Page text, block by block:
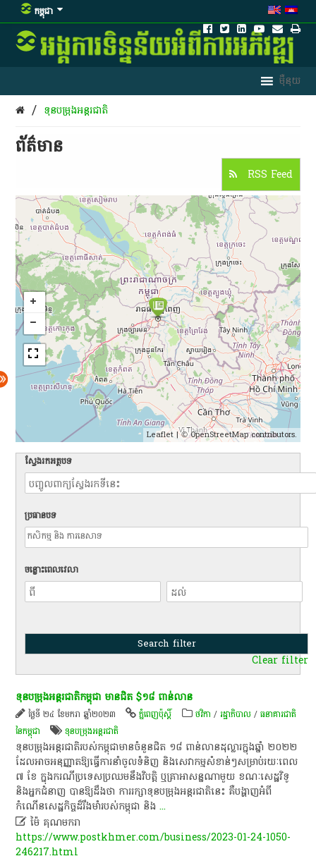
កម្ពុជា
/ ទុនបម្រុង​អន្តរជាតិ
ព័ត៌មាន​
RSS Feed
Leaflet| ©OpenStreetMapcontributors.
ស្វែងរកអត្ថបទ
ប្រធានបទ
ចន្លោះពេលវេលា
Clear filter
ទុនបម្រុង​អន្តរជាតិ​កម្ពុជា មាន​ជិត $១៨​ ពាន់​លាន​
ថ្ងៃទី ២៤ ខែមករា ឆ្នាំ២០២៣ ភ្នំពេញប៉ុស្តិ៍ ថវិកា /រដ្ឋាភិបាល /ធនាគារជាតិ
នៃកម្ពុជា
ទុនបម្រុង​អន្តរជាតិ
ទុនបម្រុង​អន្តរជាតិ​របស់​កម្ពុជា​មាន​ចំនួន​ជិត ១៨​​ ពាន់​លាន​ដុល្លារ​ក្នុង​ឆ្នាំ​ ២០២២
ដែល​អាច​អនុញ្ញាតឱ្យ​ធ្វើការ​នាំចូល​ទំនិញ និង​សេវាកម្ម​សំខាន់ៗ​សម្រាប់​រយៈពេល
​៧​ ខែ ក្នុងករណី​ប្រទេស​ប្រឈម​នឹង​វិបត្តិ ឬ​គ្រាអាសន្ន​ណាមួយ ខណៈ​សេដ្ឋវិទូ
និង​អ្នកជំនាញ បានឱ្យដឹងថា ការរក្សា​ទុនបម្រុង​អន្តរ​​ជាតិ​នេះ គឺ​បង្ហាញ​អំពី​
កំណើនសេដ្ឋកិច្ច​ដ៏​រឹងមាំ​របស់​កម្ពុជា និង...
 ម៉ៃ គុណមករា
https://www.postkhmer.com/business/2023-01-24-1050-
246217.html